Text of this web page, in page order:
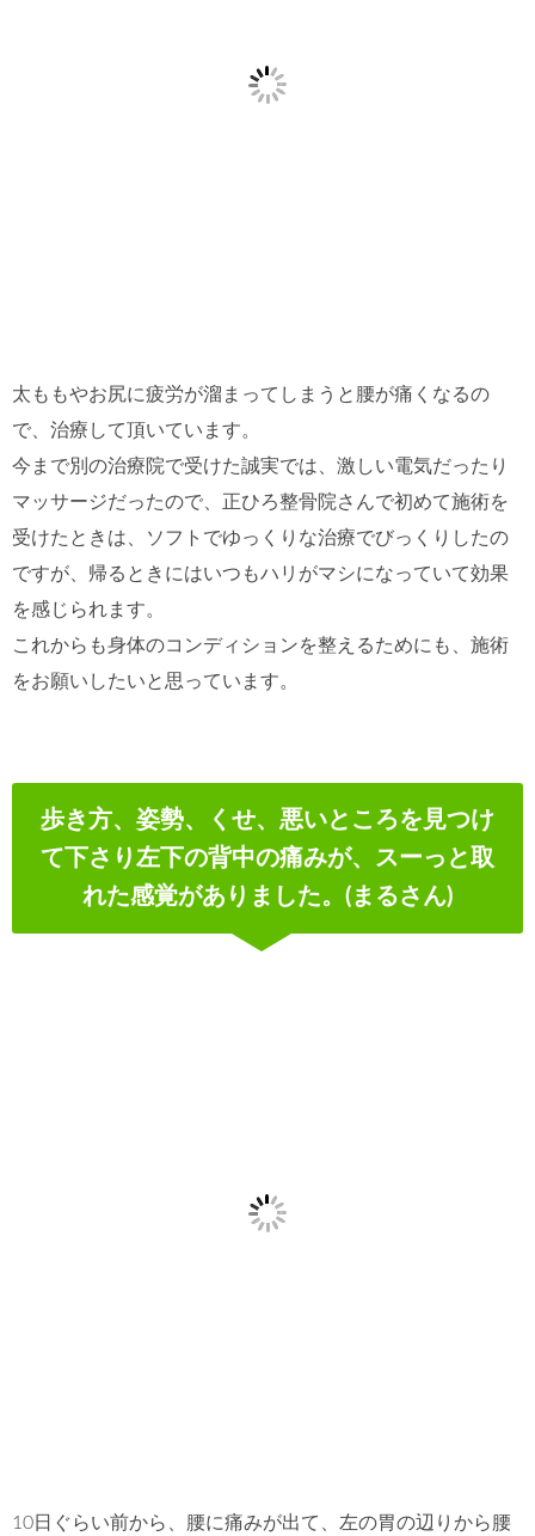
太ももやお尻に疲労が溜まってしまうと腰が痛くなるの
で、治療して頂いています。
今まで別の治療院で受けた誠実では、激しい電気だったり
マッサージだったので、正ひろ整骨院さんで初めて施術を
受けたときは、ソフトでゆっくりな治療でびっくりしたの
ですが、帰るときにはいつもハリがマシになっていて効果
を感じられます。
これからも身体のコンディションを整えるためにも、施術
をお願いしたいと思っています。
歩き方、姿勢、くせ、悪いところを見つけ
て下さり左下の背中の痛みが、スーっと取
れた感覚がありました。(まるさん)
10日ぐらい前から、腰に痛みが出て、左の胃の辺りから腰